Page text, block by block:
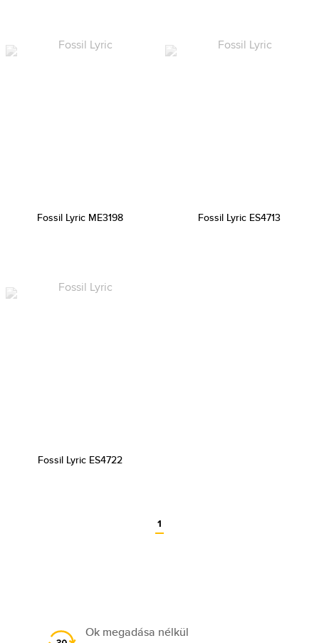
Fossil Lyric ME3198 Fossil Lyric ES4713
Fossil Lyric ES4722
1
Ok megadása nélkül